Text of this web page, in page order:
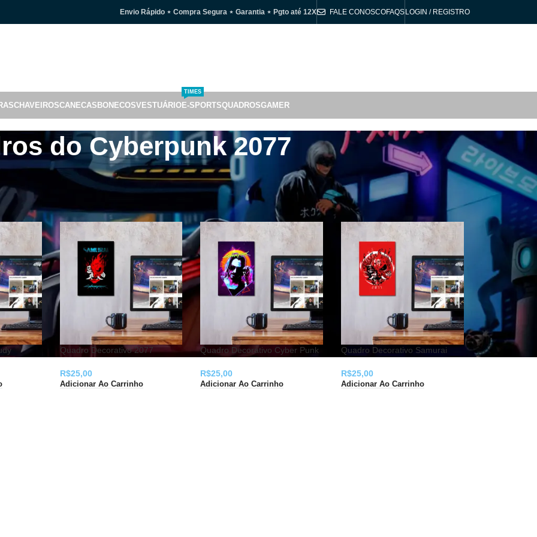
Envio Rápido ⋆ Compra Segura ⋆ Garantia ⋆ Pgto até 12X FALE CONOSCOFAQS LOGIN / REGISTRO
CHAVEIROSCANECASBONECOSVESTUÁRIOE-SPORTS
TIMES
QUADROSGAMER
do Cyberpunk 2077
2077 e decoração, imagens inspiradas no game de mundo aberto.
/Quadros do Cyberpunk 2077 9 24 36 Todos
Quadro Decorativo 2077
R$25,00
Adicionar Ao Carrinho
Quadro Decorativo Cyber Punk
R$25,00
Adicionar Ao Carrinho
Quadro Decorativo Samurai
R$25,00
Adicionar Ao Carrinho